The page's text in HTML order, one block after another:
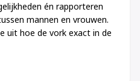
én rapporteren
mannen en vrouwen.
uit hoe de vork exact in de